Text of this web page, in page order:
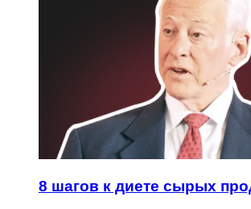
8 шагов к диете сырых